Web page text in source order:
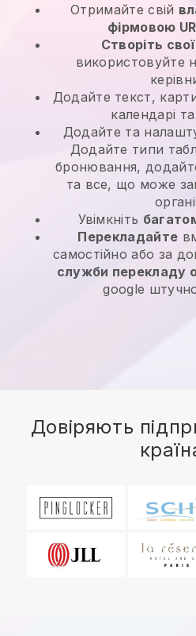
Отримайте свій
фірмовою
Створіть
використовуйте
Додайте текст,
календарі
Додайте та
Додайте типи
бронювання,
та все, що може
Увімкніть
Перекладайте
самостійно або за
служби перекладу
google
Довіряють